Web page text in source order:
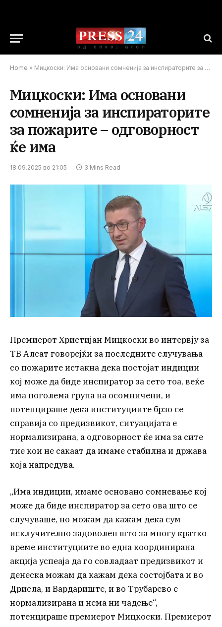
Home » Мицкоски: Има основани сомненија за инспираторите за пожарите – одговорност ќе има
Мицкоски: Има основани
сомненија за инспираторите
за пожарите – одговорност
ќе има
18.09.2025 во 21:05 3 Mins Read
Премиерот Христијан Мицкоски во интервју за
ТВ Алсат говорејќи за последните случувања
со пожарите истакна дека постојат индиции
кој може да биде инспиратор за сето тоа, веќе
има поголема група на осомничени, и
потенцираше дека институциите брзо се
справија со предизвикот, ситуацијата е
нормализирана, а одговорност ќе има за сите
тие кои не сакаат да имаме стабилна и држава
која напредува.
„Има индиции, имаме основано сомневање кој
може да биде инспиратор за сето ова што се
случуваше, но можам да кажам дека сум
исклучително задоволен што за многу кратко
време институциите во една координирана
акција успеаја да го совладаат предизвикот и
денеска можам да кажам дека состојбата и во
Дрисла, и Вардариште, и во Трубарево е
нормализирана и нема ни чадење“,
потенцираше премиерот Мицкоски. Премиерот